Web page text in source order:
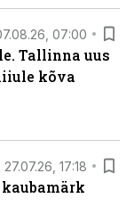
07:00
Tallinna uus
kõva
27.07.26, 17:18